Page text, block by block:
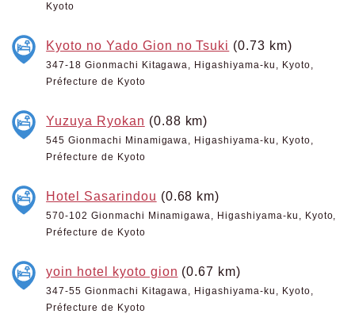
Kyoto
Kyoto no Yado Gion no Tsuki (0.73 km)
347-18 Gionmachi Kitagawa, Higashiyama-ku, Kyoto,
Préfecture de Kyoto
Yuzuya Ryokan (0.88 km)
545 Gionmachi Minamigawa, Higashiyama-ku, Kyoto,
Préfecture de Kyoto
Hotel Sasarindou (0.68 km)
570-102 Gionmachi Minamigawa, Higashiyama-ku, Kyoto,
Préfecture de Kyoto
yoin hotel kyoto gion (0.67 km)
347-55 Gionmachi Kitagawa, Higashiyama-ku, Kyoto,
Préfecture de Kyoto